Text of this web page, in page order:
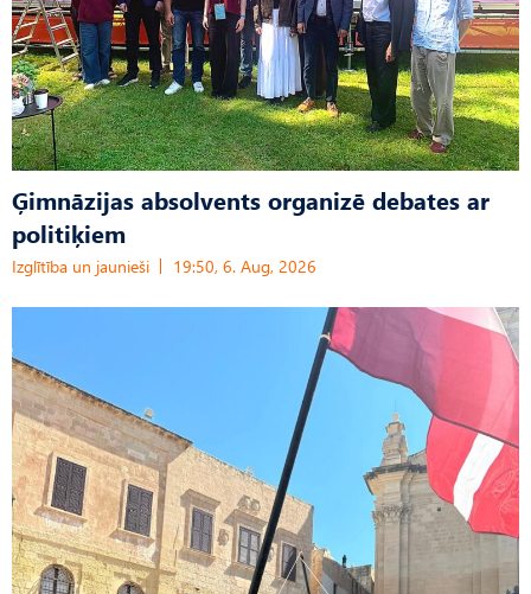
Ģimnāzijas absolvents organizē debates ar
politiķiem
Izglītība un jaunieši 19:50, 6. Aug, 2026